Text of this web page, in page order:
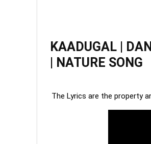
KAADUGAL |
| NATURE SONG
The Lyrics are the property